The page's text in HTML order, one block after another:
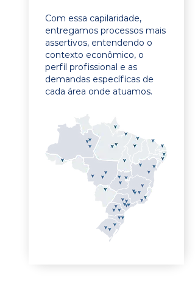
Com essa capilaridade,
entregamos processos mais
assertivos, entendendo o
contexto econômico, o
perfil profissional e as
demandas específicas de
cada área onde atuamos.